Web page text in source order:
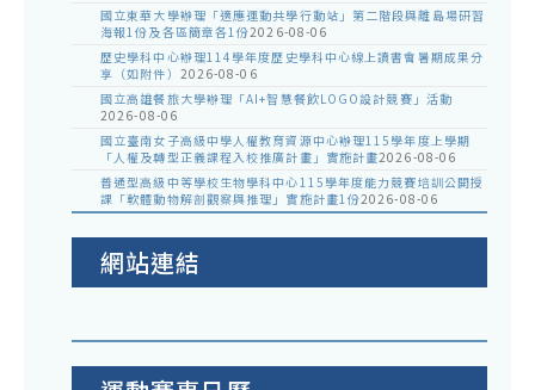
國立東華大學辦理「適應運動共學行動站」第二階段與離島場研習
海報1份及各區簡章各1份2026-08-06
歷史學科中心辦理114學年度歷史學科中心線上讀書會暑期成果分
享（如附件） 2026-08-06
國立高雄餐旅大學辦理「AI+智慧餐飲LOGO設計競賽」活動
2026-08-06
國立臺南女子高級中學人權教育資源中心辦理115學年度上學期
「人權及轉型正義課程入校推廣計畫」實施計畫2026-08-06
普通型高級中等學校生物學科中心115學年度能力競賽培訓公開授
課「軟體動物解剖觀察與推理」實施計畫1份2026-08-06
網站連結